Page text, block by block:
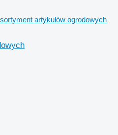
artykułów ogrodowych